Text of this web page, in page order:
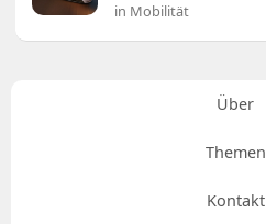
in Mobilität
Über
Themen
Kontakt